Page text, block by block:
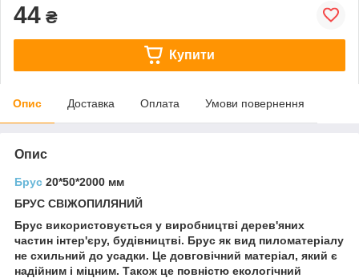
44 ₴
Купити
Опис Доставка Оплата Умови повернення
Опис
Брус 20*50*2000 мм
БРУС СВІЖОПИЛЯНИЙ
Брус використовується у виробництві дерев'яних
частин інтер'єру, будівництві. Брус як вид пиломатеріалу
не схильний до усадки. Це довговічний матеріал, який є
надійним і міцним. Також це повністю екологічний